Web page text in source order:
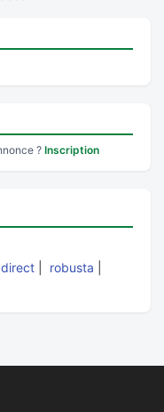
? Inscription
robusta